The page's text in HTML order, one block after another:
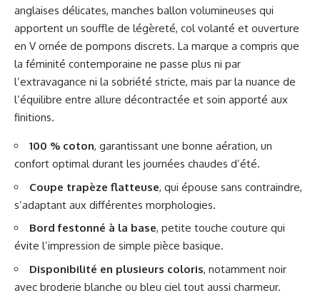
anglaises délicates, manches ballon volumineuses qui
apportent un souffle de légèreté, col volanté et ouverture
en V ornée de pompons discrets. La marque a compris que
la féminité contemporaine ne passe plus ni par
l’extravagance ni la sobriété stricte, mais par la nuance de
l’équilibre entre allure décontractée et soin apporté aux
finitions.
100 % coton, garantissant une bonne aération, un
confort optimal durant les journées chaudes d’été.
Coupe trapèze flatteuse, qui épouse sans contraindre,
s’adaptant aux différentes morphologies.
Bord festonné à la base, petite touche couture qui
évite l’impression de simple pièce basique.
Disponibilité en plusieurs coloris, notamment noir
avec broderie blanche ou bleu ciel tout aussi charmeur.